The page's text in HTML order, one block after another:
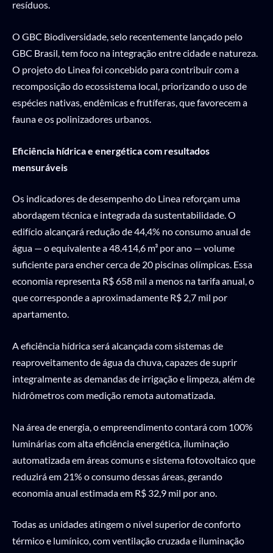
resíduos.
O GBC Biodiversidade, selo recentemente lançado pelo
GBC Brasil, tem foco na integração entre cidade e natureza.
O projeto do Linea foi concebido para contribuir com a
recomposição do ecossistema local, priorizando o uso de
espécies nativas, endêmicas e frutíferas, que favorecem a
fauna e os polinizadores urbanos.
Eficiência hídrica e energética com resultados
mensuráveis
Os indicadores de desempenho do Linea reforçam uma
abordagem técnica e integrada da sustentabilidade. O
edifício alcançará redução de 44,4% no consumo anual de
água — o equivalente a 48.414,6 m³ por ano — volume
suficiente para encher cerca de 20 piscinas olímpicas. Essa
economia representa R$ 658 mil a menos na tarifa anual, o
que corresponde a aproximadamente R$ 2,7 mil por
apartamento.
A eficiência hídrica será alcançada com sistemas de
reaproveitamento de água da chuva, capazes de suprir
integralmente as demandas de irrigação e limpeza, além de
hidrômetros com medição remota automatizada.
Na área de energia, o empreendimento contará com 100%
luminárias com alta eficiência energética, iluminação
automatizada em áreas comuns e sistema fotovoltaico que
reduzirá em 21% o consumo dessas áreas, gerando
economia anual estimada em R$ 32,9 mil por ano.
Todas as unidades atingem o nível superior de conforto
térmico e lumínico, com ventilação cruzada e iluminação